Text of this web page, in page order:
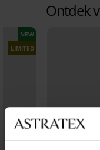
Ontdek
NEW
LIMITED